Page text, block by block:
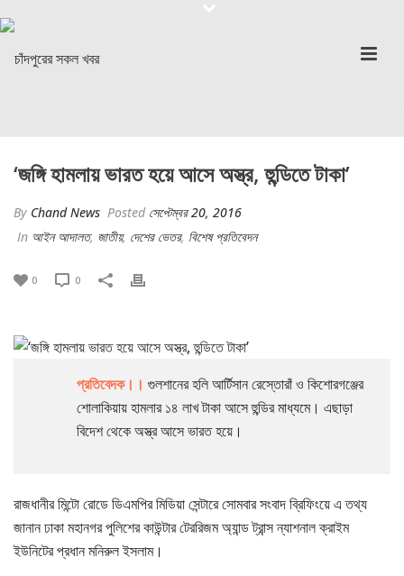
‘জঙ্গি হামলায় ভারত হয়ে আসে অস্ত্র, হুন্ডিতে টাকা’
By Chand News Posted সেপ্টেম্বর 20, 2016
In আইন আদালত, জাতীয়, দেশের ভেতর, বিশেষ প্রতিবেদন
0 0
প্রতিবেদক।। গুলশানের হলি আর্টিসান রেস্তোরাঁ ও কিশোরগঞ্জের
শোলাকিয়ায় হামলার ১৪ লাখ টাকা আসে হুন্ডির মাধ্যমে। এছাড়া
বিদেশ থেকে অস্ত্র আসে ভারত হয়ে।
রাজধানীর মিন্টো রোডে ডিএমপির মিডিয়া সেন্টারে সোমবার সংবাদ ব্রিফিংয়ে এ তথ্য
জানান ঢাকা মহানগর পুলিশের কাউন্টার টেররিজম অ্যান্ড ট্রান্স ন্যাশনাল ক্রাইম
ইউনিটের প্রধান মনিরুল ইসলাম।